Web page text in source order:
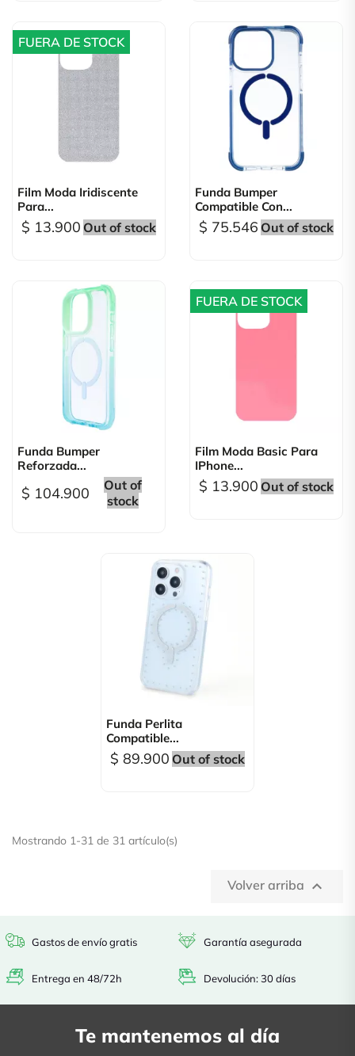
Film Moda Iridiscente
Para...
$ 13.900 Out of stock
FUERA DE STOCK
Funda Bumper
Compatible Con...
$ 75.546 Out of stock
Funda Bumper
Reforzada...
$ 104.900
Out of
stock
Film Moda Basic Para
IPhone...
$ 13.900 Out of stock
FUERA DE STOCK
Funda Perlita
Compatible...
$ 89.900 Out of stock
Mostrando 1-31 de 31 artículo(s)
Volver arriba 
Gastos de envío gratis
Entrega en 48/72h
Garantía asegurada
Devolución: 30 días
Te mantenemos al día